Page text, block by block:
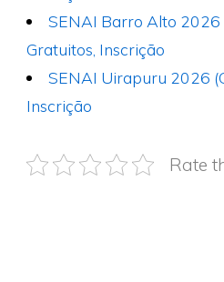
SENAI Barro Alto 2026
Gratuitos, Inscrição
SENAI Uirapuru 2026
Inscrição
Rate